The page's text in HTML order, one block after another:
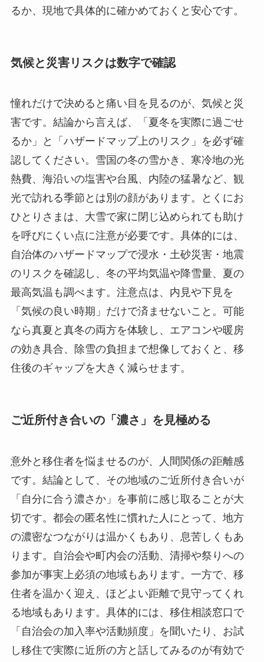
るか、現地で具体的に確かめておくと安心です。
気候と災害リスクは数字で確認
憧れだけで決めると痛い目を見るのが、気候と災
害です。結論から言えば、「夏冬を実際に過ごせ
るか」と「ハザードマップ上のリスク」を必ず確
認してください。雪国の冬の雪かき、寒冷地の光
熱費、海沿いの塩害や台風、内陸の猛暑など、観
光で訪れる季節とは別の顔があります。とくにお
ひとりさまは、大雪で家に閉じ込められても助け
を呼びにくい点に注意が必要です。具体的には、
自治体のハザードマップで浸水・土砂災害・地震
のリスクを確認し、冬の平均気温や降雪量、夏の
最高気温も調べます。注意点は、内見や下見を
「気候の良い時期」だけで済ませないこと。可能
なら真夏と真冬の両方を体験し、エアコンや暖房
の効き具合、除雪の負担まで想像しておくと、移
住後のギャップを大きく減らせます。
ご近所付き合いの「濃さ」を見極める
意外と移住者を悩ませるのが、人間関係の距離感
です。結論として、その地域のご近所付き合いが
「自分に合う濃さか」を事前に感じ取ることが大
切です。都会の匿名性に慣れた人にとって、地方
の濃密なつながりは温かくもあり、息苦しくもあ
ります。自治会や町内会の活動、清掃や祭りへの
参加が事実上必須の地域もあります。一方で、移
住者を温かく迎え、ほどよい距離で見守ってくれ
る地域もあります。具体的には、移住相談窓口で
「自治会の加入率や活動頻度」を聞いたり、お試
し移住で実際に近所の方と話してみるのが有効で